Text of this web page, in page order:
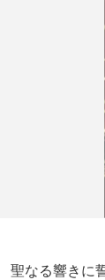
聖なる響きに